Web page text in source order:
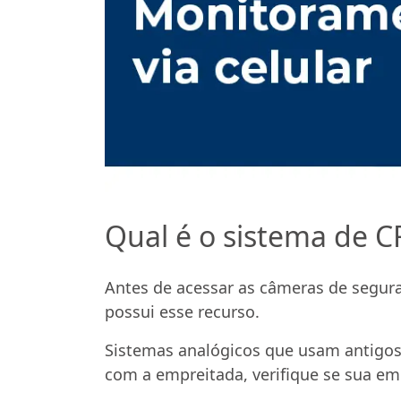
Qual é o sistema de
Antes de acessar as câmeras de
possui esse recurso.
Sistemas analógicos que usam
com a empreitada, verifique se sua